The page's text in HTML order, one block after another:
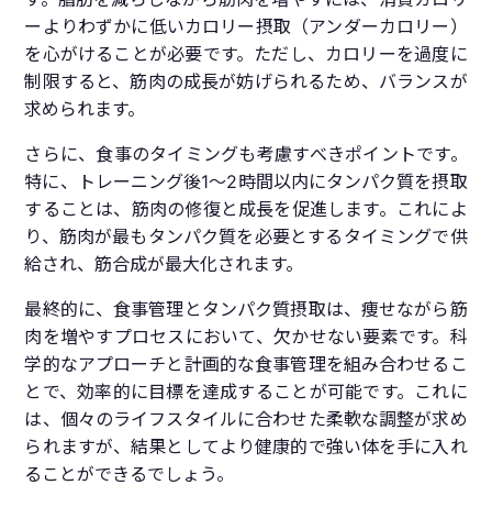
ーよりわずかに低いカロリー摂取（アンダーカロリー）
を心がけることが必要です。ただし、カロリーを過度に
制限すると、筋肉の成長が妨げられるため、バランスが
求められます。
さらに、食事のタイミングも考慮すべきポイントです。
特に、トレーニング後1～2時間以内にタンパク質を摂取
することは、筋肉の修復と成長を促進します。これによ
り、筋肉が最もタンパク質を必要とするタイミングで供
給され、筋合成が最大化されます。
最終的に、食事管理とタンパク質摂取は、痩せながら筋
肉を増やすプロセスにおいて、欠かせない要素です。科
学的なアプローチと計画的な食事管理を組み合わせるこ
とで、効率的に目標を達成することが可能です。これに
は、個々のライフスタイルに合わせた柔軟な調整が求め
られますが、結果としてより健康的で強い体を手に入れ
ることができるでしょう。